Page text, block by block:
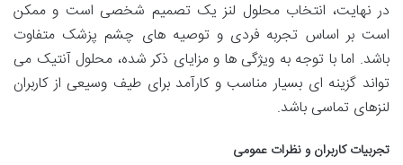
در نهایت، انتخاب محلول لنز یک تصمیم شخصی است و ممکن
است بر اساس تجربه فردی و توصیه های چشم پزشک متفاوت
باشد. اما با توجه به ویژگی ها و مزایای ذکر شده، محلول آنتیک می
تواند گزینه ای بسیار مناسب و کارآمد برای طیف وسیعی از کاربران
لنزهای تماسی باشد.
تجربیات کاربران و نظرات عمومی